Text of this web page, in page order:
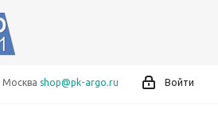
Войти
Москва shop@pk-argo.ru